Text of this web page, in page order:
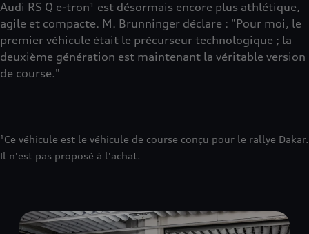
Audi RS Q e-tron¹ est désormais encore plus athlétique,
agile et compacte. M. Brunninger déclare : "Pour moi, le
premier véhicule était le précurseur technologique ; la
deuxième génération est maintenant la véritable version
de course."
¹Ce véhicule est le véhicule de course conçu pour le rallye Dakar.
Il n'est pas proposé à l'achat.